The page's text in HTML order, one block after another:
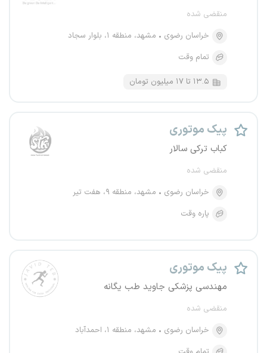
منقضی شده
خراسان رضوی
مشهد، منطقه ۱، بلوار سجاد
تمام وقت
۱۳.۵ تا ۱۷ میلیون تومان
پیک موتوری
کباب ترکی سالار
منقضی شده
خراسان رضوی
مشهد، منطقه ۹، هفت تیر
پاره وقت
پیک موتوری
مهندسی پزشکی جاوید طب یگانه
منقضی شده
خراسان رضوی
مشهد، منطقه ۱، احمدآباد